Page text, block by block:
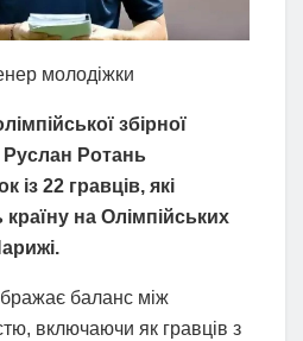
молодіжки
збірної
Руслан Ротань
22 гравців, які
на Олімпійських
баланс між
включаючи як гравців з